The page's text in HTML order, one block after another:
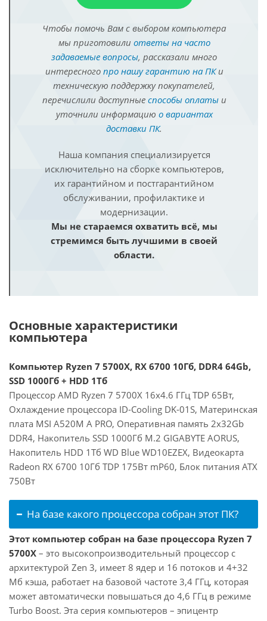
Чтобы помочь Вам с выбором компьютера
мы приготовили ответы на часто
задаваемые вопросы, рассказали много
интересного про нашу гарантию на ПКи
техническую поддержку покупателей,
перечислили доступные способы оплатыи
уточнили информацию о вариантах
доставки ПК.
Наша компания специализируется
исключительно на сборке компьютеров,
их гарантийном и постгарантийном
обслуживании, профилактике и
модернизации.
Мы не стараемся охватить всё, мы
стремимся быть лучшими в своей
области.
Основные характеристики
компьютера
Компьютер Ryzen 7 5700X, RX 6700 10Гб, DDR4 64Gb,
SSD 1000Гб + HDD 1Тб
Процессор AMD Ryzen 7 5700X 16x4.6 ГГц TDP 65Вт,
Охлаждение процессора ID-Cooling DK-01S, Материнская
плата MSI A520M A PRO, Оперативная память 2x32Gb
DDR4, Накопитель SSD 1000Гб M.2 GIGABYTE AORUS,
Накопитель HDD 1Тб WD Blue WD10EZEX, Видеокарта
Radeon RX 6700 10Гб TDP 175Вт mP60, Блок питания ATX
750Вт
На базе какого процессора собран этот ПК?
Этот компьютер собран на базе процессора Ryzen 7
5700X – это высокопроизводительный процессор с
архитектурой Zen 3, имеет 8 ядер и 16 потоков и 4+32
Мб кэша, работает на базовой частоте 3,4 ГГц, которая
может автоматически повышаться до 4,6 ГГц в режиме
Turbo Boost. Эта серия компьютеров – эпицентр